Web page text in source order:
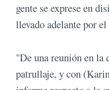
gente se exprese en
llevado adelante por
"De una reunión en la
patrullaje, y con